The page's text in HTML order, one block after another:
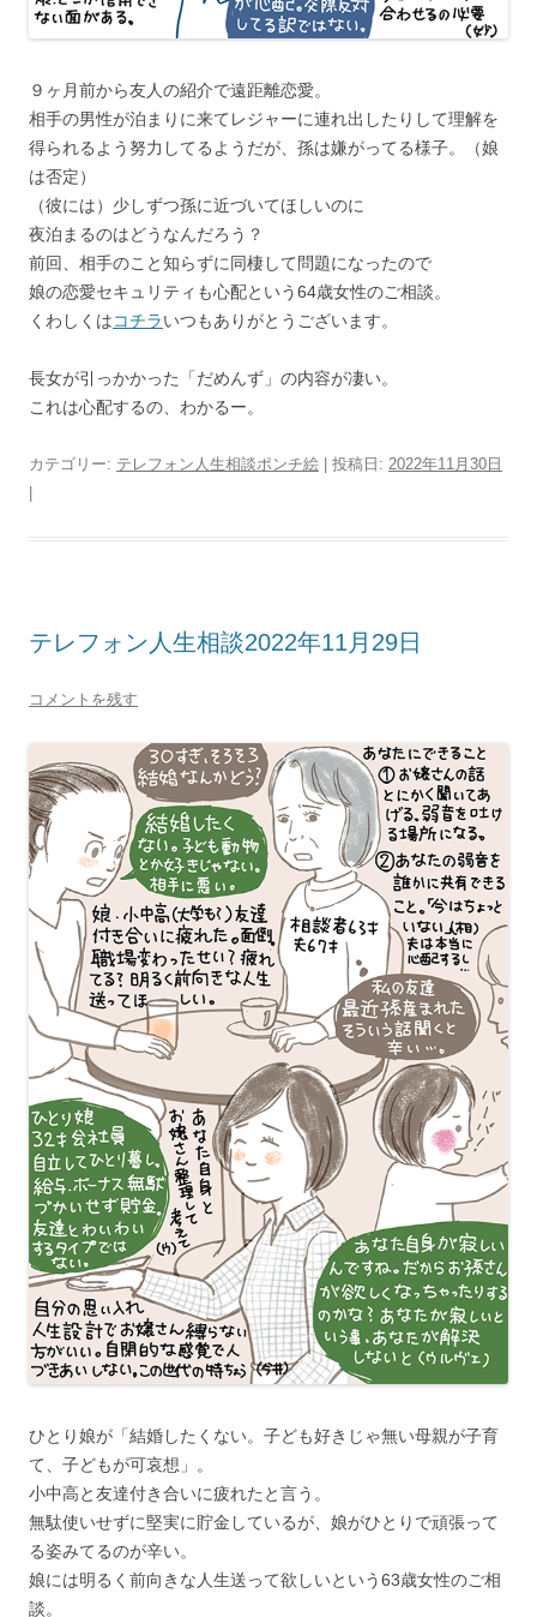
９ヶ月前から友人の紹介で遠距離恋愛。
相手の男性が泊まりに来てレジャーに連れ出したりして理解を
得られるよう努力してるようだが、孫は嫌がってる様子。（娘
は否定）
（彼には）少しずつ孫に近づいてほしいのに
夜泊まるのはどうなんだろう？
前回、相手のこと知らずに同棲して問題になったので
娘の恋愛セキュリティも心配という64歳女性のご相談。
くわしくはコチラいつもありがとうございます。
長女が引っかかった「だめんず」の内容が凄い。
これは心配するの、わかるー。
カテゴリー: テレフォン人生相談ポンチ絵 | 投稿日: 2022年11月30日
テレフォン人生相談2022年11月29日
コメントを残す
ひとり娘が「結婚したくない。子ども好きじゃ無い母親が子育
て、子どもが可哀想」。
小中高と友達付き合いに疲れたと言う。
無駄使いせずに堅実に貯金しているが、娘がひとりで頑張って
る姿みてるのが辛い。
娘には明るく前向きな人生送って欲しいという63歳女性のご相
談。